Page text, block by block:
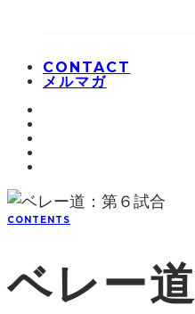
CONTACT
メルマガ
CONTENTS
ベレー